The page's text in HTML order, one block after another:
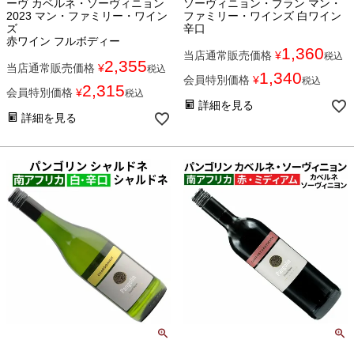
ーヴ カベルネ・ソーヴィニョン
2023 マン・ファミリー・ワイン
ズ
赤ワイン フルボディー
当店通常販売価格 ¥2,355税込
会員特別価格 ¥2,315税込
詳細を見る
ソーヴィニョン・ブラン マン・
ファミリー・ワインズ 白ワイン
辛口
当店通常販売価格 ¥1,360税込
会員特別価格 ¥1,340税込
詳細を見る